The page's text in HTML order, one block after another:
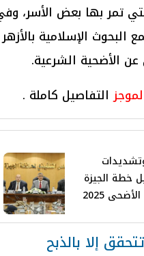
تمر بها بعض الأسر،
البحوث الإسلامية
عن الأضحية الشرعية.
التفاصيل كاملة .
خطة الجيزة
2025
إلا بالذبح